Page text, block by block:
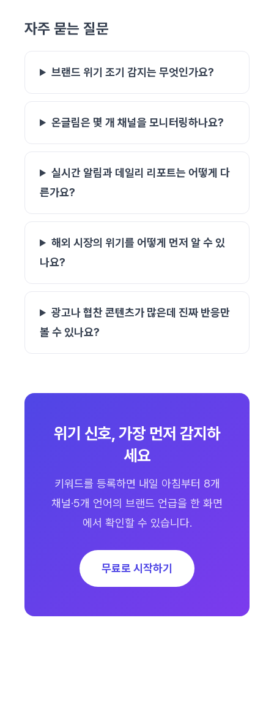
자주 묻는 질문
브랜드 위기 조기 감지는 무엇인가요?
온글림은 몇 개 채널을 모니터링하나요?
실시간 알림과 데일리 리포트는 어떻게 다
른가요?
해외 시장의 위기를 어떻게 먼저 알 수 있
나요?
광고나 협찬 콘텐츠가 많은데 진짜 반응만
볼 수 있나요?
위기 신호, 가장 먼저 감지하
세요
키워드를 등록하면 내일 아침부터 8개
채널·5개 언어의 브랜드 언급을 한 화면
에서 확인할 수 있습니다.
무료로 시작하기